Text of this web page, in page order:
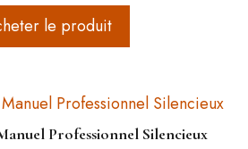
le produit
Professionnel Silencieux